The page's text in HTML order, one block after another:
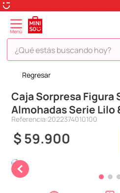
¿Qué estás buscando hoy?
Regresar
Caja Sorpresa Figura
Almohadas Serie Lilo
Referencia:2022374010100
$59.900
TÉRMINOS MÁS BUSCADOS
1.
peluche
2.
hello kitty
4.
ositos cariñositos
5.
termo
.